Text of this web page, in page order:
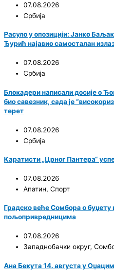
07.08.2026
Србија
Расуло у опозицији: Јанко
Ђурић најавио самосталан
07.08.2026
Србија
Блокадери написали досије о
био савезник, сада је
терет
07.08.2026
Србија
Каратисти „Црног Пантера“
07.08.2026
Апатин, Спорт
Градско веће Сомбора о
пољопривредницима
07.08.2026
Западнобачки округ,
Ана Бекута 14. августа у